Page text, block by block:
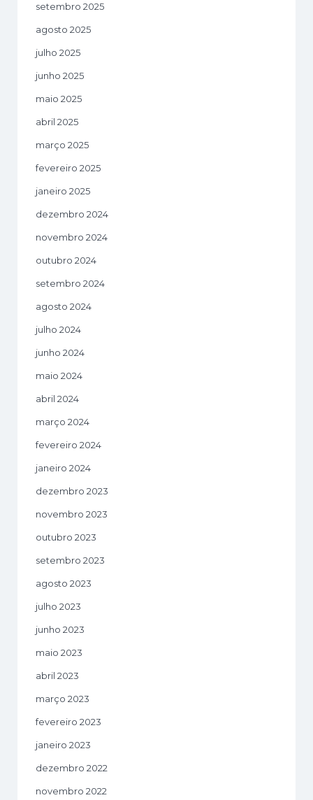
setembro 2025
agosto 2025
julho 2025
junho 2025
maio 2025
abril 2025
março 2025
fevereiro 2025
janeiro 2025
dezembro 2024
novembro 2024
outubro 2024
setembro 2024
agosto 2024
julho 2024
junho 2024
maio 2024
abril 2024
março 2024
fevereiro 2024
janeiro 2024
dezembro 2023
novembro 2023
outubro 2023
setembro 2023
agosto 2023
julho 2023
junho 2023
maio 2023
abril 2023
março 2023
fevereiro 2023
janeiro 2023
dezembro 2022
novembro 2022